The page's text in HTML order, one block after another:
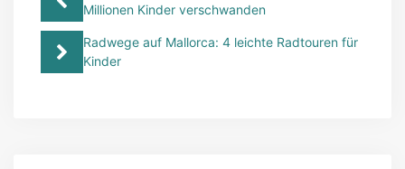
Millionen Kinder verschwanden
Radwege auf Mallorca: 4 leichte Radtouren für
Kinder